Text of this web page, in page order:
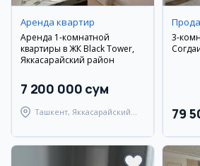
Аренда квартир
Аренда 1-комнатной
квартиры в ЖК Black Tower,
Яккасарайский район
7 200 000 сум
Ташкент, Яккасарайский
3-
79